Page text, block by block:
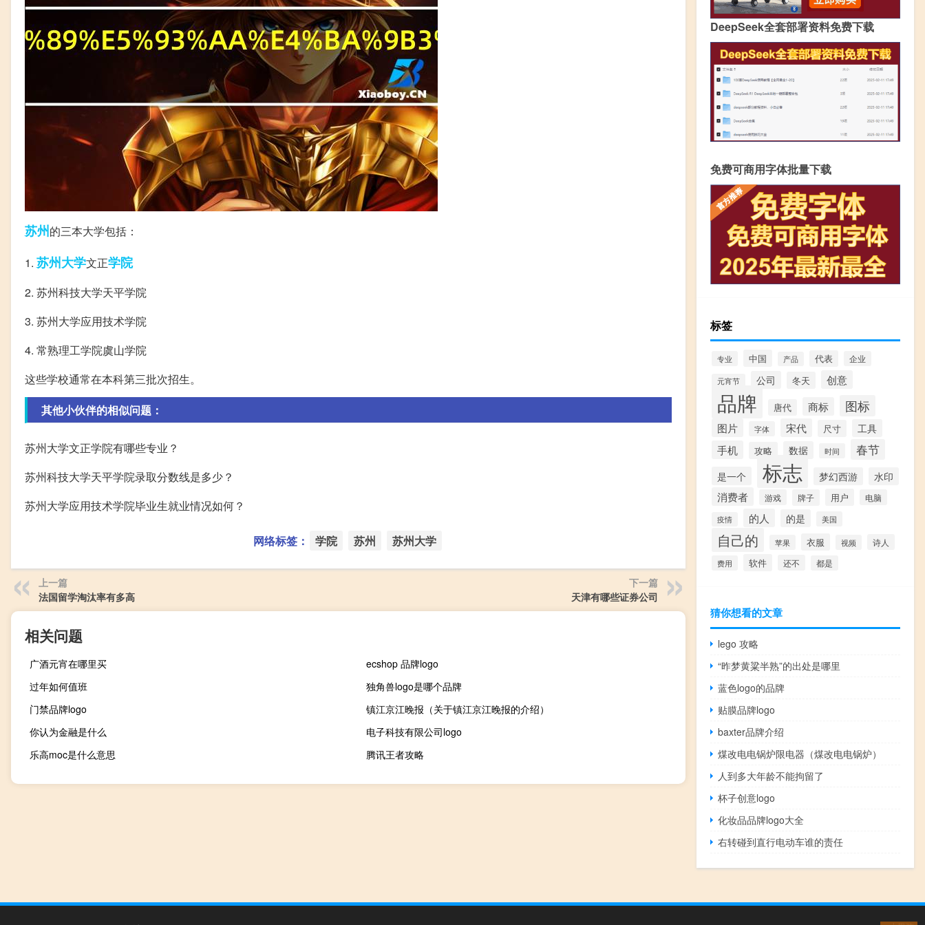
苏州的三本大学包括：
1. 苏州大学文正学院
2. 苏州科技大学天平学院
3. 苏州大学应用技术学院
4. 常熟理工学院虞山学院
这些学校通常在本科第三批次招生。
其他小伙伴的相似问题：
苏州大学文正学院有哪些专业？
苏州科技大学天平学院录取分数线是多少？
苏州大学应用技术学院毕业生就业情况如何？
网络标签： 学院 苏州 苏州大学
上一篇
法国留学淘汰率有多高
下一篇
天津有哪些证券公司
相关问题
广酒元宵在哪里买
ecshop 品牌logo
过年如何值班
独角兽logo是哪个品牌
门禁品牌logo
镇江京江晚报（关于镇江京江晚报的介绍）
你认为金融是什么
电子科技有限公司logo
乐高moc是什么意思
腾讯王者攻略
DeepSeek全套部署资料免费下载
免费可商用字体批量下载
标签
专业 中国 产品 代表 企业
元宵节 公司 冬天 创意
品牌 唐代 商标 图标
图片 字体 宋代 尺寸 工具
手机 攻略 数据 时间 春节
是一个 标志 梦幻西游 水印
消费者 游戏 牌子 用户 电脑
疫情 的人 的是 美国
自己的 苹果 衣服 视频 诗人
费用 软件 还不 都是
猜你想看的文章
lego 攻略
“昨梦黄粱半熟”的出处是哪里
蓝色logo的品牌
贴膜品牌logo
baxter品牌介绍
煤改电电锅炉限电器（煤改电电锅炉）
人到多大年龄不能拘留了
杯子创意logo
化妆品品牌logo大全
右转碰到直行电动车谁的责任